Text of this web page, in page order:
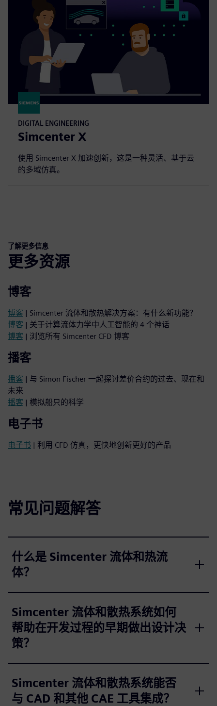
DIGITAL ENGINEERING
Simcenter X
使用 Simcenter X 加速创新，这是一种灵活、基于云
的多域仿真。
了解更多信息
更多资源
博客
博客 | Simcenter 流体和散热解决方案：有什么新功能？
博客 | 关于计算流体力学中人工智能的 4 个神话
博客 | 浏览所有 Simcenter CFD 博客
播客
播客 | 与 Simon Fischer 一起探讨差价合约的过去、现在和
未来
播客 | 模拟船只的科学
电子书
电子书 | 利用 CFD 仿真，更快地创新更好的产品
常见问题解答
什么是 Simcenter 流体和热流
体？
Simcenter 流体和散热系统如何
帮助在开发过程的早期做出设计决
策？
Simcenter 流体和散热系统能否
与 CAD 和其他 CAE 工具集成？